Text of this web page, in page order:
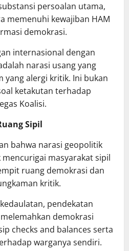
persoalan utama,
memenuhi kewajiban HAM
demokrasi.
internasional dengan
narasi usang yang
yang alergi kritik. Ini bukan
ketakutan terhadap
Koalisi.
Sipil
bahwa narasi geopolitik
masyarakat sipil
ruang demokrasi dan
kritik.
pendekatan
demokrasi
checks and balances serta
warganya sendiri.